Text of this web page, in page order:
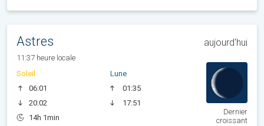
Astres aujourd'hui
11:37 heure locale
Soleil
06:01
20:02
14h 1min
Lune
01:35
17:51
Dernier
croissant